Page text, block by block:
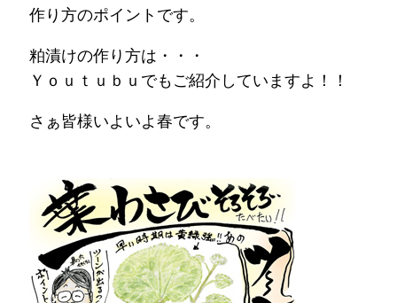
作り方のポイントです。
粕漬けの作り方は・・・
Ｙｏｕｔｕｂｕでもご紹介していますよ！！
さぁ皆様いよいよ春です。